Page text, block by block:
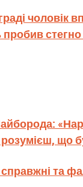
чоловік
пробив
що
справжні та